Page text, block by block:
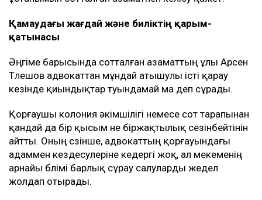
Қамаудағы жағдай және биліктің қарым-
қатынасы
Әңгіме барысында сотталған азаматтың ұлы Арсен
Төлешов адвокаттан мұндай атышулы істі қарау
кезінде қиындықтар туындамай ма деп сұрады.
Қорғаушы колония әкімшілігі немесе сот тарапынан
қандай да бір қысым не біржақтылық сезінбейтінін
айтты. Оның сөзінше, адвокаттың қорғауындағы
адаммен кездесулеріне кедергі жоқ, ал мекеменің
арнайы бөлімі барлық сұрау салуларды жедел
жолдап отырады.